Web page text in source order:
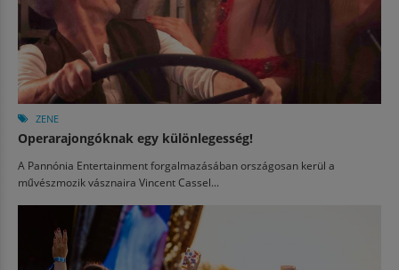
ZENE
Operarajongóknak egy különlegesség!
A Pannónia Entertainment forgalmazásában országosan kerül a
művészmozik vásznaira Vincent Cassel...